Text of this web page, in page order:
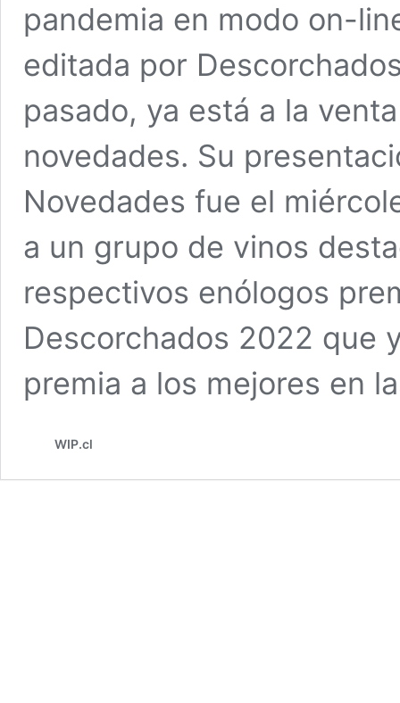
pandemia en modo on-
editada por
pasado, ya está a la
novedades. Su
Novedades fue el
a un grupo de vinos
respectivos enólogos
Descorchados 2022 que
premia a los mejores en
WIP.cl